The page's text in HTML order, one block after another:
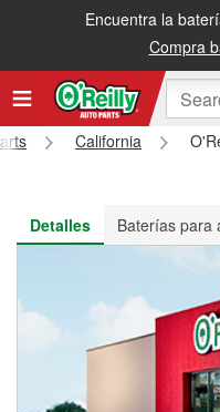
Encuentra la
Compra
Recibe tu orden gratis al
California
Detalles
Baterías para